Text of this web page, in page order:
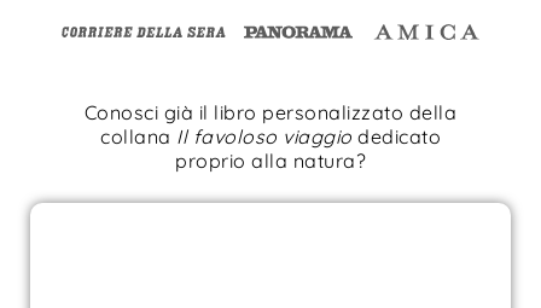
Conosci già il libro personalizzato della
collana Il favoloso viaggio dedicato
proprio alla natura?